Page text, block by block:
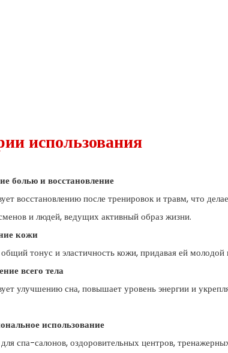
использования
болью и восстановление
восстановлению после тренировок и травм, что
и людей, ведущих активный образ жизни.
кожи
тонус и эластичность кожи, придавая ей
всего тела
улучшению сна, повышает уровень энергии и
использование
спа-салонов, оздоровительных центров,